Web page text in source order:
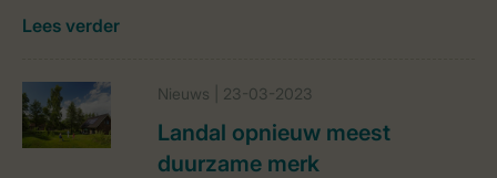
Lees verder
Nieuws | 23-03-2023
Landal opnieuw meest
duurzame merk